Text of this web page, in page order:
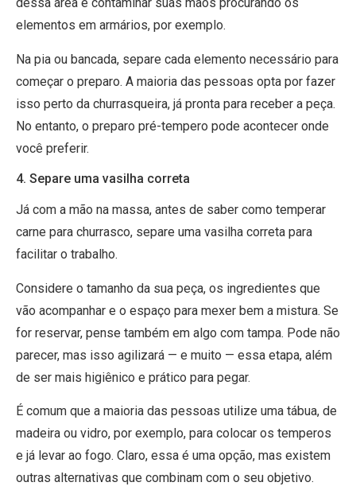
dessa área e contaminar suas mãos procurando os
elementos em armários, por exemplo.
Na pia ou bancada, separe cada elemento necessário para
começar o preparo. A maioria das pessoas opta por fazer
isso perto da churrasqueira, já pronta para receber a peça.
No entanto, o preparo pré-tempero pode acontecer onde
você preferir.
4. Separe uma vasilha correta
Já com a mão na massa, antes de saber como temperar
carne para churrasco, separe uma vasilha correta para
facilitar o trabalho.
Considere o tamanho da sua peça, os ingredientes que
vão acompanhar e o espaço para mexer bem a mistura. Se
for reservar, pense também em algo com tampa. Pode não
parecer, mas isso agilizará — e muito — essa etapa, além
de ser mais higiênico e prático para pegar.
É comum que a maioria das pessoas utilize uma tábua, de
madeira ou vidro, por exemplo, para colocar os temperos
e já levar ao fogo. Claro, essa é uma opção, mas existem
outras alternativas que combinam com o seu objetivo.